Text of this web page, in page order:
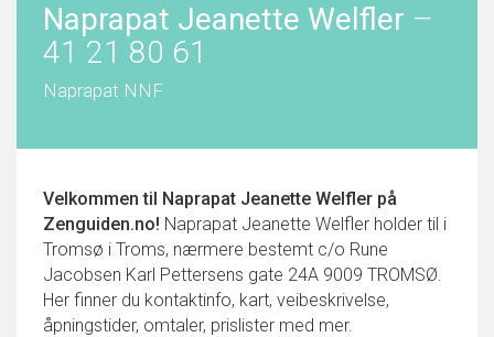
Naprapat Jeanette Welfler –
41 21 80 61
Naprapat NNF
Velkommen til Naprapat Jeanette Welfler på
Zenguiden.no! Naprapat Jeanette Welfler holder til i
Tromsø i Troms, nærmere bestemt c/o Rune
Jacobsen Karl Pettersens gate 24A 9009 TROMSØ.
Her finner du kontaktinfo, kart, veibeskrivelse,
åpningstider, omtaler, prislister med mer.